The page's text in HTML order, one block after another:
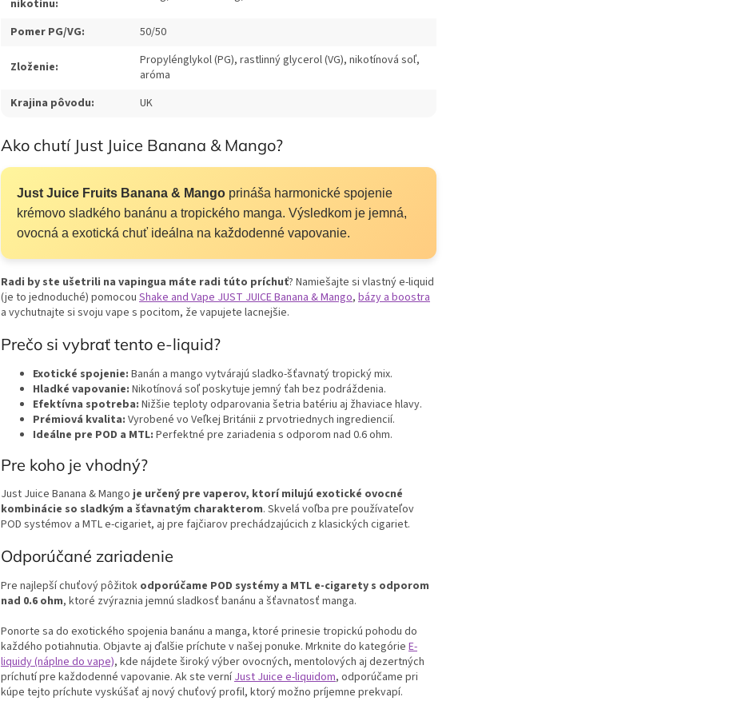
nikotínu:
Pomer PG/VG: 50/50
Zloženie:
Propylénglykol (PG), rastlinný glycerol (VG), nikotínová soľ,
aróma
Krajina pôvodu:
UK
Ako chutí Just Juice Banana & Mango?
Just Juice Fruits Banana & Mango prináša harmonické spojenie
krémovo sladkého banánu a tropického manga. Výsledkom je jemná,
ovocná a exotická chuť ideálna na každodenné vapovanie.
Radi by ste ušetrili na vapingua máte radi túto príchuť? Namiešajte si vlastný e-liquid
(je to jednoduché) pomocou Shake and Vape JUST JUICE Banana & Mango, bázy a boostra
a vychutnajte si svoju vape s pocitom, že vapujete lacnejšie.
Prečo si vybrať tento e-liquid?
Exotické spojenie: Banán a mango vytvárajú sladko-šťavnatý tropický mix.
Hladké vapovanie: Nikotínová soľ poskytuje jemný ťah bez podráždenia.
Efektívna spotreba: Nižšie teploty odparovania šetria batériu aj žhaviace hlavy.
Prémiová kvalita: Vyrobené vo Veľkej Británii z prvotriednych ingrediencií.
Ideálne pre POD a MTL: Perfektné pre zariadenia s odporom nad 0.6 ohm.
Pre koho je vhodný?
Just Juice Banana & Mangoje určený pre vaperov, ktorí milujú exotické ovocné
kombinácie so sladkým a šťavnatým charakterom. Skvelá voľba pre používateľov
POD systémov a MTL e-cigariet, aj pre fajčiarov prechádzajúcich z klasických cigariet.
Odporúčané zariadenie
Pre najlepší chuťový pôžitok odporúčame POD systémy a MTL e-cigarety s odporom
nad 0.6 ohm, ktoré zvýraznia jemnú sladkosť banánu a šťavnatosť manga.
Ponorte sa do exotického spojenia banánu a manga, ktoré prinesie tropickú pohodu do
každého potiahnutia. Objavte aj ďalšie príchute v našej ponuke. Mrknite do kategórie E-
liquidy (náplne do vape), kde nájdete široký výber ovocných, mentolových aj dezertných
príchutí pre každodenné vapovanie. Ak ste verníJust Juice e-liquidom, odporúčame pri
kúpe tejto príchute vyskúšať aj nový chuťový profil, ktorý možno príjemne prekvapí.